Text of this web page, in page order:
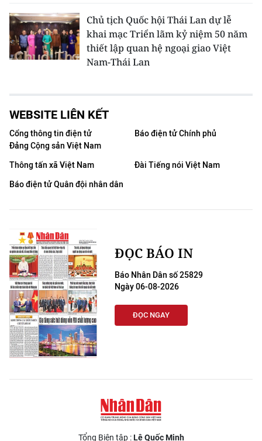
Chủ tịch Quốc hội Thái Lan dự lễ
khai mạc Triển lãm kỷ niệm 50 năm
thiết lập quan hệ ngoại giao Việt
Nam-Thái Lan
WEBSITE LIÊN KẾT
Cổng thông tin điện tử
Đảng Cộng sản Việt Nam
Báo điện tử Chính phủ
Thông tấn xã Việt Nam
Đài Tiếng nói Việt Nam
Báo điện tử Quân đội nhân dân
ĐỌC BÁO IN
Báo Nhân Dân số 25829
Ngày 06-08-2026
ĐỌC NGAY
Tổng Biên tập :Lê Quốc Minh